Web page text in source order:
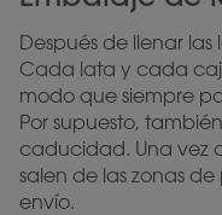
Después de llenar
Cada lata y cada
modo que siempre
Por supuesto,
caducidad. Una vez
salen de las zonas
envío.